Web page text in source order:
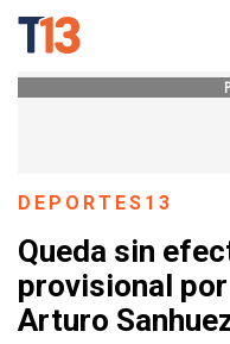
DEPORTES13
Queda sin
provisional
Arturo